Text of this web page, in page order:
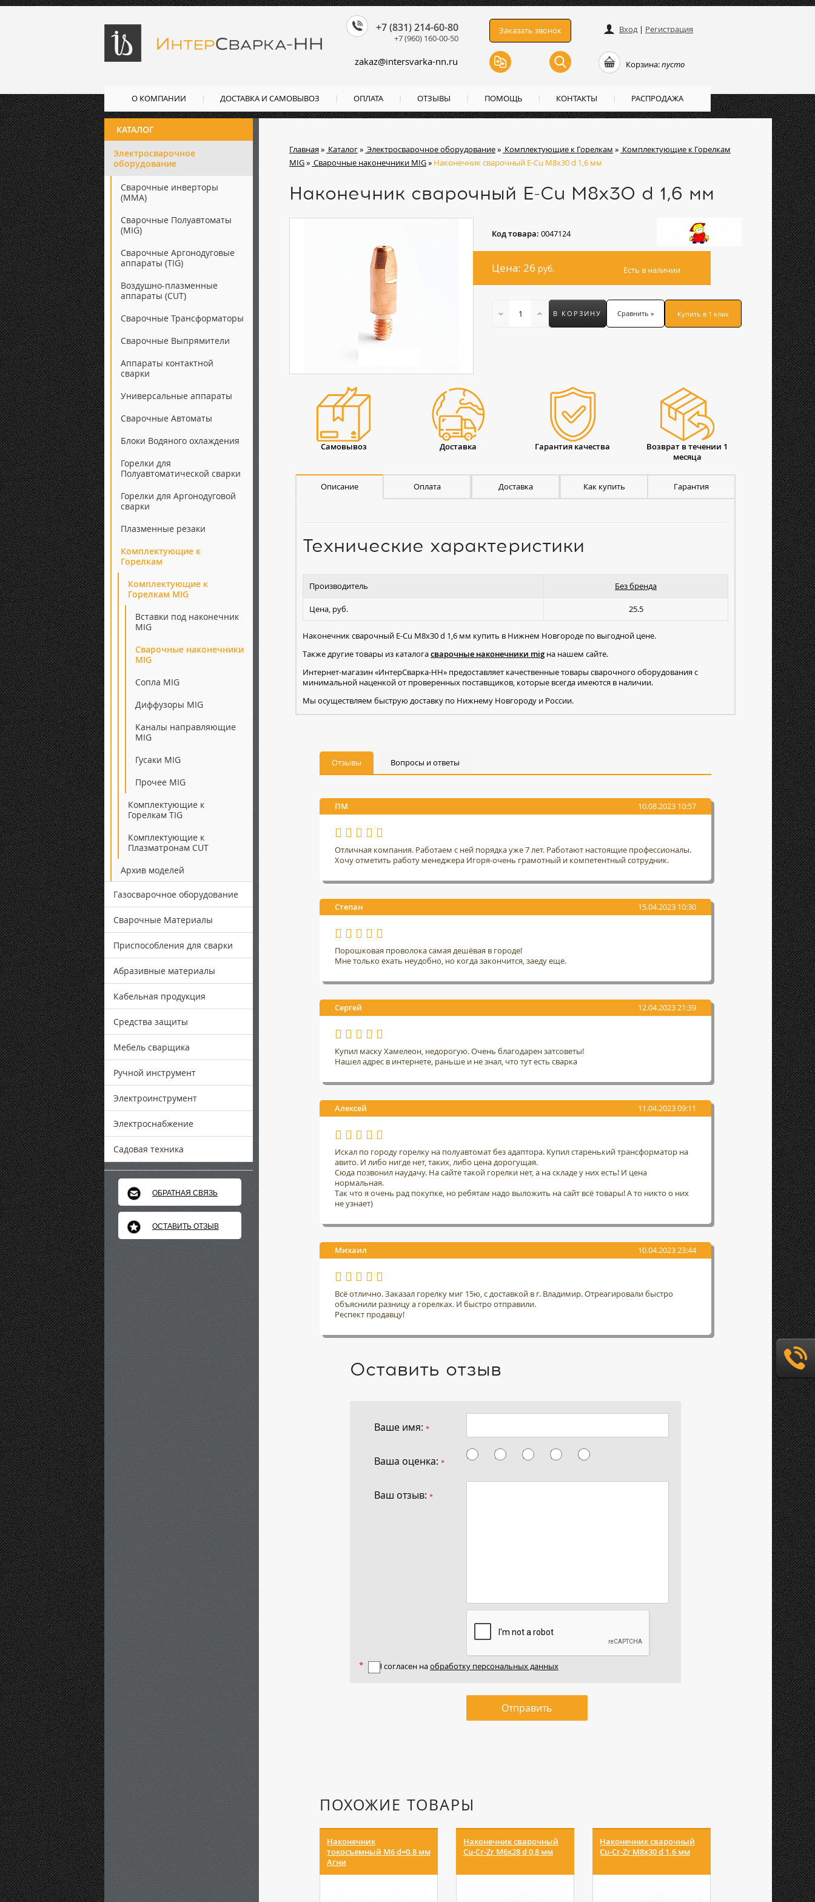
Главная» Каталог» Электросварочное оборудование» Комплектующие к Горелкам » Комплектующие к Горелкам
MIG» Сварочные наконечники MIG» Наконечник сварочный E-Cu М8х30 d 1,6 мм
Наконечник сварочный E-Cu М8х30 d 1,6 мм
Код товара: 0047124
Цена: 26 руб. Есть в наличии
В КОРЗИНУ Сравнить » Купить в 1 клик
Самовывоз Доставка Гарантия качества
Возврат в течении 1
месяца
Описание Оплата Доставка Как купить Гарантия
Технические характеристики
Производитель Без бренда
Цена, руб. 25.5
Наконечник сварочный E-Cu М8х30 d 1,6 мм купить в Нижнем Новгороде по выгодной цене.
Также другие товары из каталогасварочные наконечники mig на нашем сайте.
Интернет-магазин «ИнтерСварка-НН» предоставляет качественные товары сварочного оборудования с
минимальной наценкой от проверенных поставщиков, которые всегда имеются в наличии.
Мы осуществляем быструю доставку по Нижнему Новгороду и России.
Отзывы Вопросы и ответы
ПМ 10.08.2023 10:57
Отличная компания. Работаем с ней порядка уже 7 лет. Работают настоящие профессионалы.
Хочу отметить работу менеджера Игоря-очень грамотный и компетентный сотрудник.
Степан 15.04.2023 10:30
Порошковая проволока самая дешёвая в городе!
Мне только ехать неудобно, но когда закончится, заеду еще.
Сергей 12.04.2023 21:39
Купил маску Хамелеон, недорогую. Очень благодарен затсоветы!
Нашел адрес в интернете, раньше и не знал, что тут есть сварка
Алексей 11.04.2023 09:11
Искал по городу горелку на полуавтомат без адаптора. Купил старенький трансформатор на
авито. И либо нигде нет, таких, либо цена дорогущая.
Сюда позвонил наудачу. На сайте такой горелки нет, а на складе у них есть! И цена
нормальная.
Так что я очень рад покупке, но ребятам надо выложить на сайт всё товары! А то никто о них
не узнает)
Михаил 10.04.2023 23:44
Всё отлично. Заказал горелку миг 15ю, с доставкой в г. Владимир. Отреагировали быстро
объяснили разницу а горелках. И быстро отправили.
Респект продавцу!
Оставить отзыв
Ваше имя: *
Ваша оценка: *
Ваш отзыв: *
Я согласен наобработку персональных данных
Отправить
ПОХОЖИЕ ТОВАРЫ
Наконечник
токосъемный М6 d=0.8 мм
Агни
Наконечник сварочный
Cu-Cr-Zr М6х28 d 0,8 мм
Наконечник сварочный
Cu-Cr-Zr М8х30 d 1.6 мм
Наконечник
токосъемный М6
КАТАЛОГ
Электросварочное
оборудование
Сварочные инверторы
(ММА)
Сварочные Полуавтоматы
(MIG)
Сварочные Аргонодуговые
аппараты (TIG)
Воздушно-плазменные
аппараты (CUT)
Сварочные Трансформаторы
Сварочные Выпрямители
Аппараты контактной
сварки
Универсальные аппараты
Сварочные Автоматы
Блоки Водяного охлаждения
Горелки для
Полуавтоматической сварки
Горелки для Аргонодуговой
сварки
Плазменные резаки
Комплектующие к
Горелкам
Комплектующие к
Горелкам MIG
Вставки под наконечник
MIG
Сварочные наконечники
MIG
Сопла MIG
Диффузоры MIG
Каналы направляющие
MIG
Гусаки MIG
Прочее MIG
Комплектующие к
Горелкам TIG
Комплектующие к
Плазматронам CUT
Архив моделей
Газосварочное оборудование
Сварочные Материалы
Приспособления для сварки
Абразивные материалы
Кабельная продукция
Средства защиты
Мебель сварщика
Ручной инструмент
Электроинструмент
Электроснабжение
Садовая техника
ОБРАТНАЯ СВЯЗЬ
ОСТАВИТЬ ОТЗЫВ
Вход| Регистрация
Корзина:пусто
Заказать звонок
zakaz@intersvarka-nn.ru
+7 (831) 214-60-80
+7 (960) 160-00-50
О КОМПАНИИ ДОСТАВКА И САМОВЫВОЗ ОПЛАТА ОТЗЫВЫ ПОМОЩЬ КОНТАКТЫ РАСПРОДАЖА